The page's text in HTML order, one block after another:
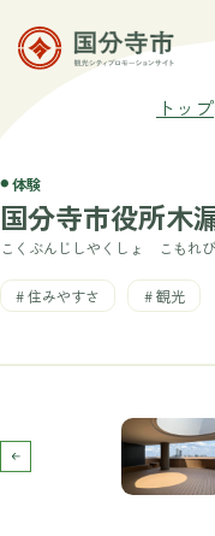
トップ
国分寺市役所木
こくぶんじしやくしょ こもれ
体験
住みやすさ 観光